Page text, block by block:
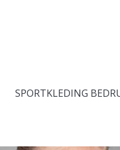
SPORTKLEDING